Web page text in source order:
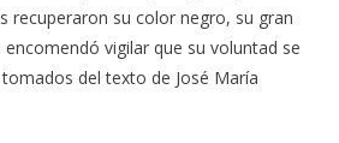
recuperaron su color negro, su gran
vigilar que su voluntad se
del texto de José María